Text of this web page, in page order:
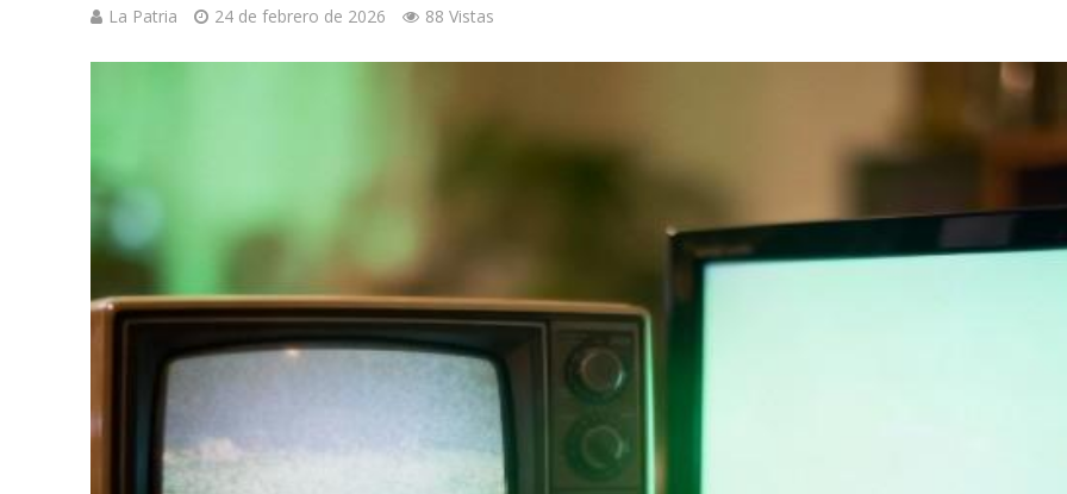
La Patria 24 de febrero de 2026 88 Vistas